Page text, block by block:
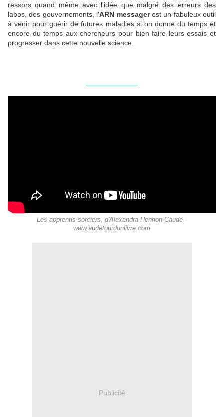
ressors quand même avec l'idée que malgré des erreurs des
labos, des gouvernements, l'ARN messagerest un fabuleux outil
à venir pour guérir de futures maladies si on donne du temps et
encore du temps aux chercheurs pour bien faire leurs essais et
progresser dans cette nouvelle science.
Les apprentis sorciers, d'Alexandra Henrion Caude -
www.audetourdunlivre.com
Publicité